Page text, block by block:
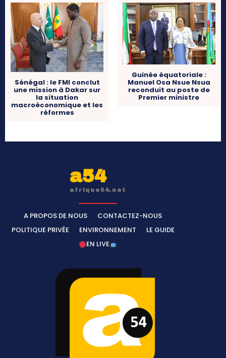
Sénégal : le FMI conclut
une mission à Dakar sur
la situation
macroéconomique et les
réformes
Guinée équatoriale :
Manuel Osa Nsue Nsua
reconduit au poste de
Premier ministre
a54
afrique54.net
A PROPOS DE NOUS
CONTACTEZ-NOUS
POLITIQUE PRIVÉE
ENVIRONNEMENT
LE GUIDE
EN LIVE